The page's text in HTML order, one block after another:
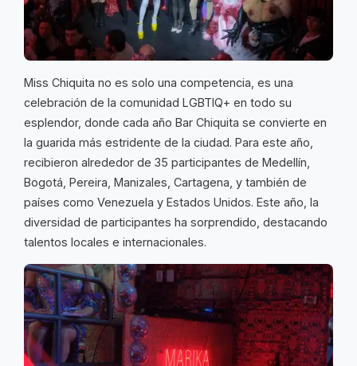
Miss Chiquita no es solo una competencia, es una
celebración de la comunidad LGBTIQ+ en todo su
esplendor, donde cada año Bar Chiquita se convierte en
la guarida más estridente de la ciudad. Para este año,
recibieron alrededor de 35 participantes de Medellín,
Bogotá, Pereira, Manizales, Cartagena, y también de
países como Venezuela y Estados Unidos. Este año, la
diversidad de participantes ha sorprendido, destacando
talentos locales e internacionales.